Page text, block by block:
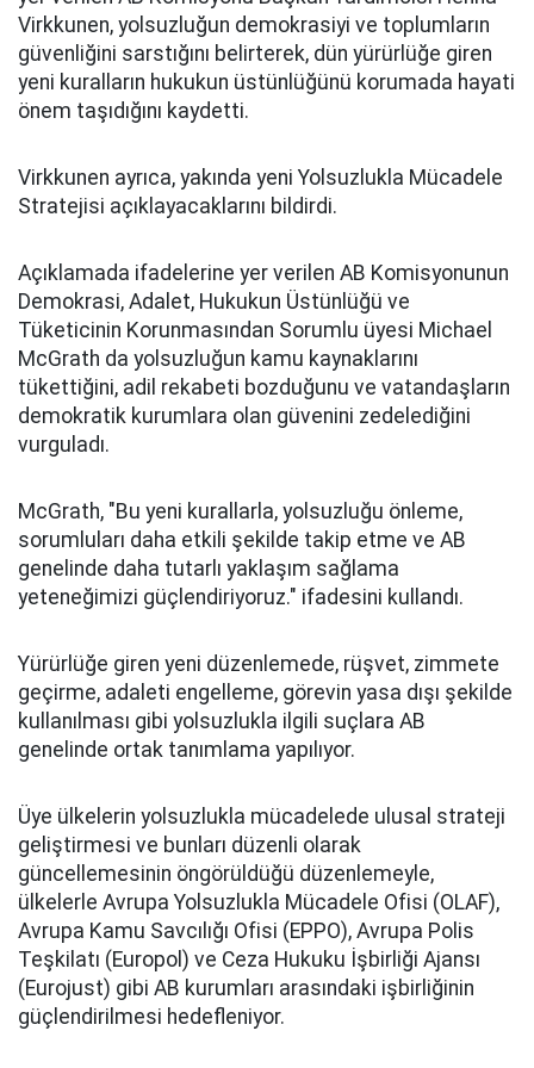
Virkkunen, yolsuzluğun demokrasiyi ve toplumların
güvenliğini sarstığını belirterek, dün yürürlüğe giren
yeni kuralların hukukun üstünlüğünü korumada hayati
önem taşıdığını kaydetti.
Virkkunen ayrıca, yakında yeni Yolsuzlukla Mücadele
Stratejisi açıklayacaklarını bildirdi.
Açıklamada ifadelerine yer verilen AB Komisyonunun
Demokrasi, Adalet, Hukukun Üstünlüğü ve
Tüketicinin Korunmasından Sorumlu üyesi Michael
McGrath da yolsuzluğun kamu kaynaklarını
tükettiğini, adil rekabeti bozduğunu ve vatandaşların
demokratik kurumlara olan güvenini zedelediğini
vurguladı.
McGrath, "Bu yeni kurallarla, yolsuzluğu önleme,
sorumluları daha etkili şekilde takip etme ve AB
genelinde daha tutarlı yaklaşım sağlama
yeteneğimizi güçlendiriyoruz." ifadesini kullandı.
Yürürlüğe giren yeni düzenlemede, rüşvet, zimmete
geçirme, adaleti engelleme, görevin yasa dışı şekilde
kullanılması gibi yolsuzlukla ilgili suçlara AB
genelinde ortak tanımlama yapılıyor.
Üye ülkelerin yolsuzlukla mücadelede ulusal strateji
geliştirmesi ve bunları düzenli olarak
güncellemesinin öngörüldüğü düzenlemeyle,
ülkelerle Avrupa Yolsuzlukla Mücadele Ofisi (OLAF),
Avrupa Kamu Savcılığı Ofisi (EPPO), Avrupa Polis
Teşkilatı (Europol) ve Ceza Hukuku İşbirliği Ajansı
(Eurojust) gibi AB kurumları arasındaki işbirliğinin
güçlendirilmesi hedefleniyor.